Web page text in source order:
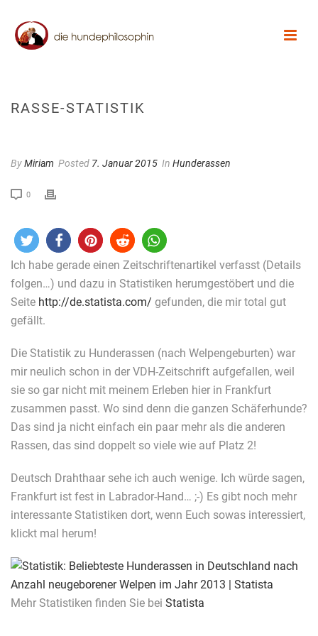
RASSE-STATISTIK
ByMiriam Posted 7. Januar 2015 In Hunderassen
0
Ich habe gerade einen Zeitschriftenartikel verfasst (Details
folgen…) und dazu in Statistiken herumgestöbert und die
Seite http://de.statista.com/ gefunden, die mir total gut
gefällt.
Die Statistik zu Hunderassen (nach Welpengeburten) war
mir neulich schon in der VDH-Zeitschrift aufgefallen, weil
sie so gar nicht mit meinem Erleben hier in Frankfurt
zusammen passt. Wo sind denn die ganzen Schäferhunde?
Das sind ja nicht einfach ein paar mehr als die anderen
Rassen, das sind doppelt so viele wie auf Platz 2!
Deutsch Drahthaar sehe ich auch wenige. Ich würde sagen,
Frankfurt ist fest in Labrador-Hand… ;-) Es gibt noch mehr
interessante Statistiken dort, wenn Euch sowas interessiert,
klickt mal herum!
Mehr Statistiken finden Sie bei Statista